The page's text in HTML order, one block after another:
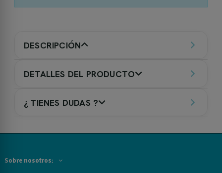
DESCRIPCIÓN
DETALLES DEL PRODUCTO
¿ TIENES DUDAS ?
Sobre nosotros: